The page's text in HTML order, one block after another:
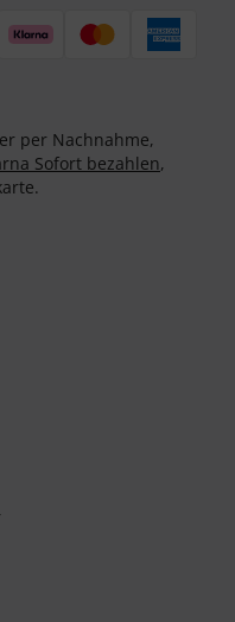
per Nachnahme,
Sofort bezahlen,